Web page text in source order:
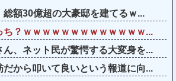
総額30億超の大豪邸を建てるｗ...
ち？ｗｗｗｗｗｗｗｗｗｗｗｗｗ...
ん、ネット民が驚愕する大変身を...
だから叩いて良いという報道に向...